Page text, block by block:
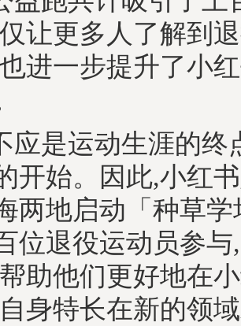
让更多人了解到
进一步提升了小
应是运动生涯的终
开始。因此,小红
两地启动「种草
位退役运动员参
助他们更好地在
身特长在新的领